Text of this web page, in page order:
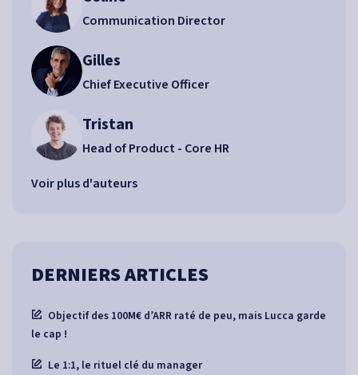
Communication Director
Gilles
Chief Executive Officer
Tristan
Head of Product - Core HR
Voir plus d'auteurs
DERNIERS ARTICLES
Objectif des 100M€ d’ARR raté de peu, mais Lucca garde
le cap !
Le 1:1, le rituel clé du manager